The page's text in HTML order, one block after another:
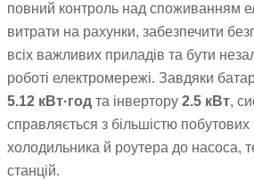
повний контроль над споживанням
витрати на рахунки, забезпечити
всіх важливих приладів та бути
роботі електромережі. Завдяки
5.12 кВт·год та інвертору 2.5 кВт,
справляється з більшістю
холодильника й роутера до насоса,
станцій.